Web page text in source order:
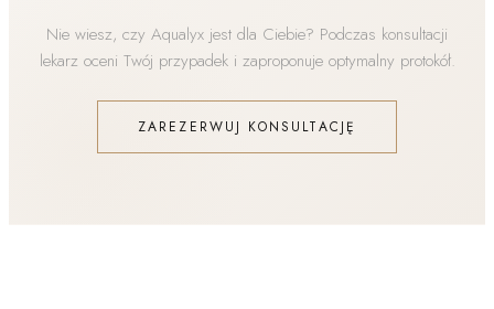
Nie wiesz, czy Aqualyx jest dla Ciebie? Podczas konsultacji
lekarz oceni Twój przypadek i zaproponuje optymalny protokół.
ZAREZERWUJ KONSULTACJĘ